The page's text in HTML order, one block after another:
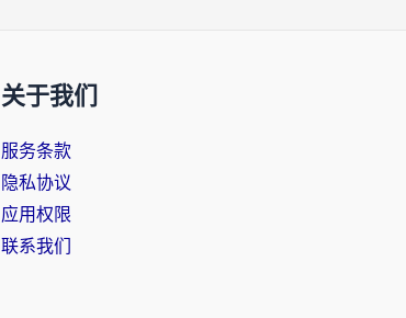
关于我们
服务条款
隐私协议
应用权限
联系我们